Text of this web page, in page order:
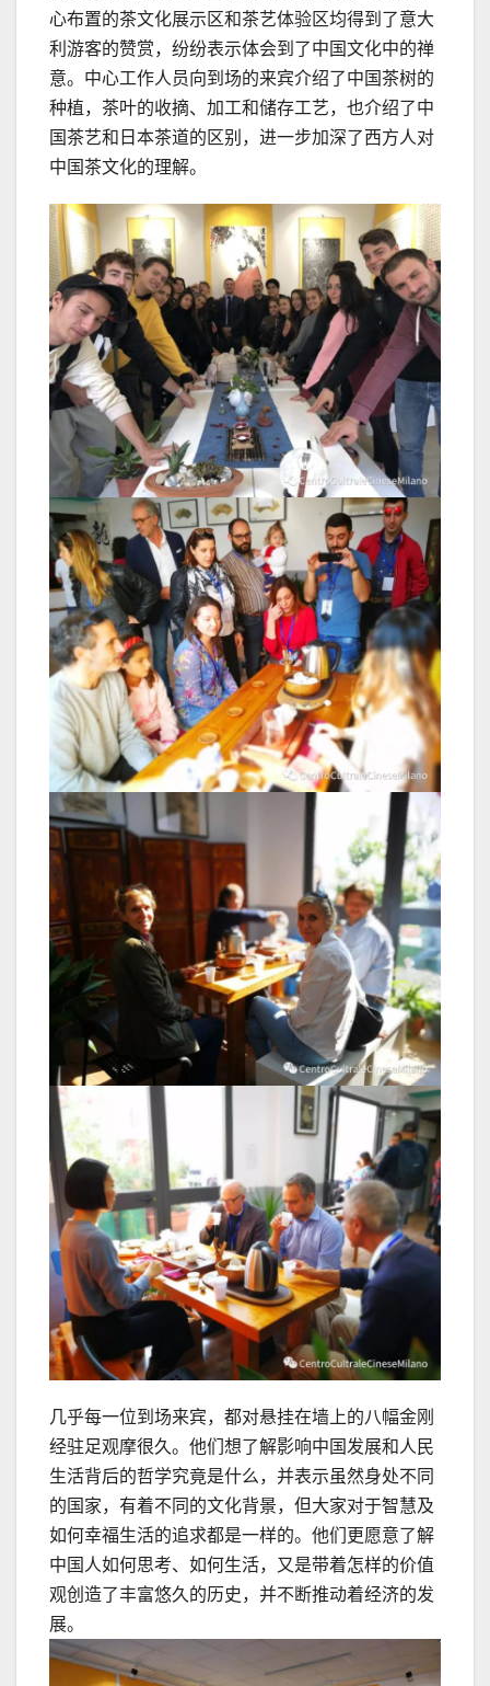
心布置的茶文化展示区和茶艺体验区均得到了意大
利游客的赞赏，纷纷表示体会到了中国文化中的禅
意。中心工作人员向到场的来宾介绍了中国茶树的
种植，茶叶的收摘、加工和储存工艺，也介绍了中
国茶艺和日本茶道的区别，进一步加深了西方人对
中国茶文化的理解。
几乎每一位到场来宾，都对悬挂在墙上的八幅金刚
经驻足观摩很久。他们想了解影响中国发展和人民
生活背后的哲学究竟是什么，并表示虽然身处不同
的国家，有着不同的文化背景，但大家对于智慧及
如何幸福生活的追求都是一样的。他们更愿意了解
中国人如何思考、如何生活，又是带着怎样的价值
观创造了丰富悠久的历史，并不断推动着经济的发
展。